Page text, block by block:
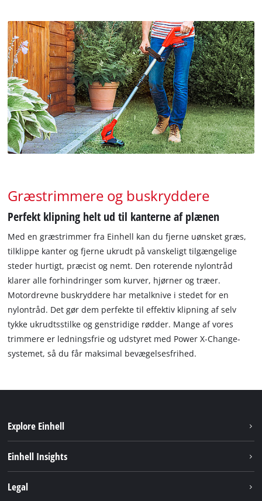
Græstrimmere og buskryddere
Perfekt klipning helt ud til kanterne af plænen
Med en græstrimmer fra Einhell kan du fjerne uønsket græs,
tilklippe kanter og fjerne ukrudt på vanskeligt tilgængelige
steder hurtigt, præcist og nemt. Den roterende nylontråd
klarer alle forhindringer som kurver, hjørner og træer.
Motordrevne buskryddere har metalknive i stedet for en
nylontråd. Det gør dem perfekte til effektiv klipning af selv
tykke ukrudtsstilke og genstridige rødder. Mange af vores
trimmere er ledningsfrie og udstyret med Power X-Change-
systemet, så du får maksimal bevægelsesfrihed.
Explore Einhell
Kundeservice
Einhell Insights
Legal